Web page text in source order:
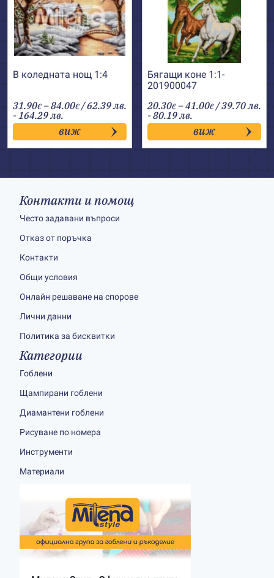
В коледната нощ 1:4
31.90€ –84.00€Price
range:
31.90€
through
84.00€
/ 62.39 лв.
- 164.29 лв.
виж
Бягащи коне 1:1-
201900047
20.30€ –41.00€Price
range:
20.30€
through
41.00€
/ 39.70 лв.
- 80.19 лв.
виж
Контакти и помощ
Често задавани въпроси
Отказ от поръчка
Контакти
Общи условия
Онлайн решаване на спорове
Лични данни
Политика за бисквитки
Категории
Гоблени
Щампирани гоблени
Диамантени гоблени
Рисуване по номера
Инструменти
Материали